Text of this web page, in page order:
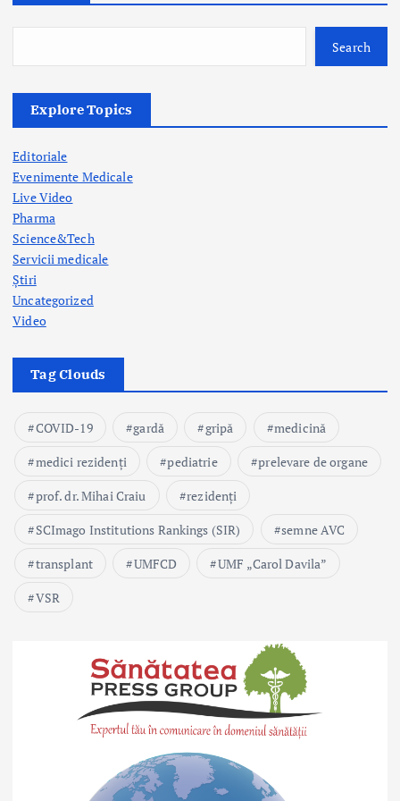
o
n
Search
Explore Topics
Editoriale
Evenimente Medicale
Live Video
Pharma
Science&Tech
Servicii medicale
Știri
Uncategorized
Video
Tag Clouds
COVID-19 gardă gripă
medicină
medici rezidenți
pediatrie
prelevare de organe
prof. dr. Mihai Craiu
rezidenți
SCImago Institutions Rankings (SIR)
semne AVC
transplant
UMFCD
UMF „Carol Davila”
VSR